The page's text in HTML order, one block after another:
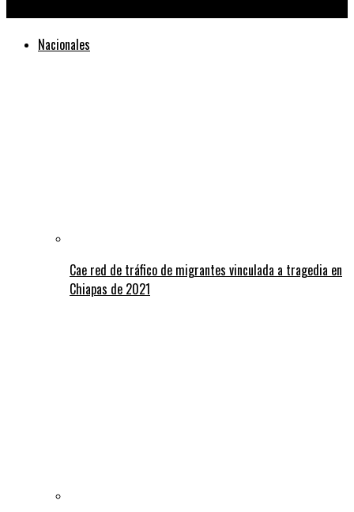
Nacionales
Cae red de tráfico de migrantes vinculada a tragedia en
Chiapas de 2021